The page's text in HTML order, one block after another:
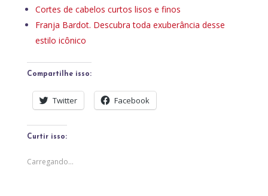
Cortes de cabelos curtos lisos e finos
Franja Bardot. Descubra toda exuberância desse
estilo icônico
Compartilhe isso:
Twitter Facebook
Curtir isso:
Carregando...